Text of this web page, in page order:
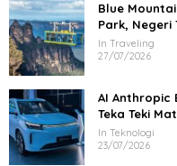
Blue
Park, Negeri
Barat Sydney
In Traveling
27/07/2026
AI Anthropic
Teka Teki
87 Tahun
In Teknologi
23/07/2026